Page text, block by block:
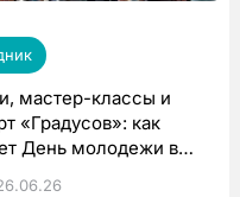
мастер-классы и
«Градусов»: как
День молодежи в